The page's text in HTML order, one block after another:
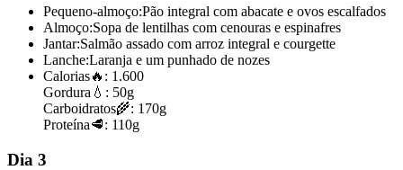
Pequeno-almoço:Pão integral com abacate e ovos escalfados
Almoço:Sopa de lentilhas com cenouras e espinafres
Jantar:Salmão assado com arroz integral e courgette
Lanche:Laranja e um punhado de nozes
Calorias🔥: 1.600
Gordura 💧: 50g
Carboidratos🌾: 170g
Proteína🥩: 110g
Dia 3